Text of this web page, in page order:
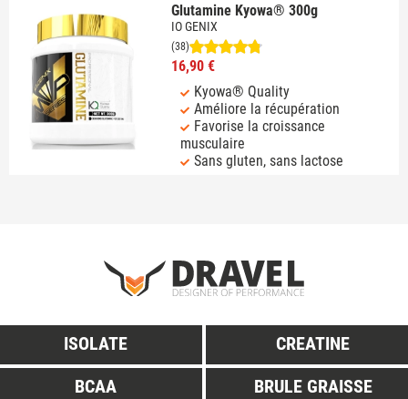
Glutamine Kyowa® 300g
IO GENIX
(38)
16,90 €
Kyowa® Quality
Améliore la récupération
Favorise la croissance
musculaire
Sans gluten, sans lactose
ISOLATE
CREATINE
BCAA
BRULE GRAISSE